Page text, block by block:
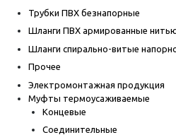
Трубки ПВХ безнапорные
Шланги ПВХ армированные
Шланги спирально-витые
Прочее
Электромонтажная продукция
Муфты термоусаживаемые
Концевые
Соединительные